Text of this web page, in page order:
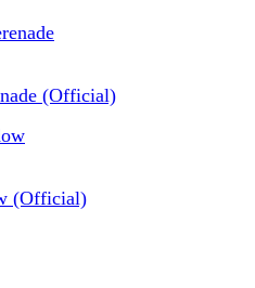
(Official)
(Official)